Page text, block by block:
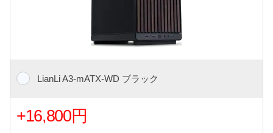
LianLi A3-mATX-WD ブラック
+16,800円